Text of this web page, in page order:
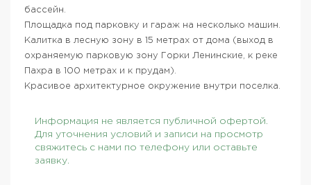
бассейн.
Площадка под парковку и гараж на несколько машин.
Калитка в лесную зону в 15 метрах от дома (выход в
охраняемую парковую зону Горки Ленинские, к реке
Пахра в 100 метрах и к прудам).
Красивое архитектурное окружение внутри поселка.
Информация не является публичной офертой.
Для уточнения условий и записи на просмотр
свяжитесь с нами по телефону или оставьте
заявку.